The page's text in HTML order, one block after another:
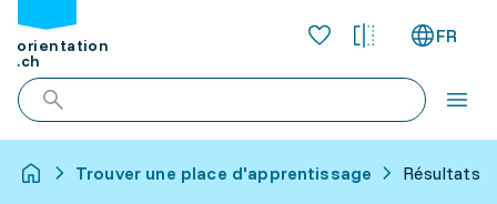
orientation
.ch
FR
Trouver une place d'apprentissage Résultats